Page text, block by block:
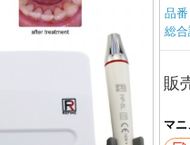
品
総
販
マ